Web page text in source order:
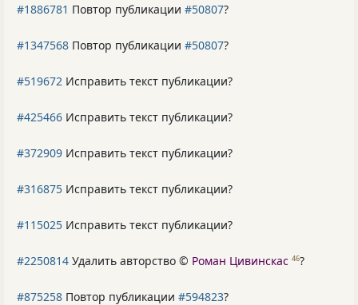
#1886781 Повтор публикации #50807?
#1347568 Повтор публикации #50807?
#519672 Исправить текст публикации?
#425466 Исправить текст публикации?
#372909 Исправить текст публикации?
#316875 Исправить текст публикации?
#115025 Исправить текст публикации?
#2250814 Удалить авторство © Роман Цивинскас 46?
#875258 Повтор публикации #594823?